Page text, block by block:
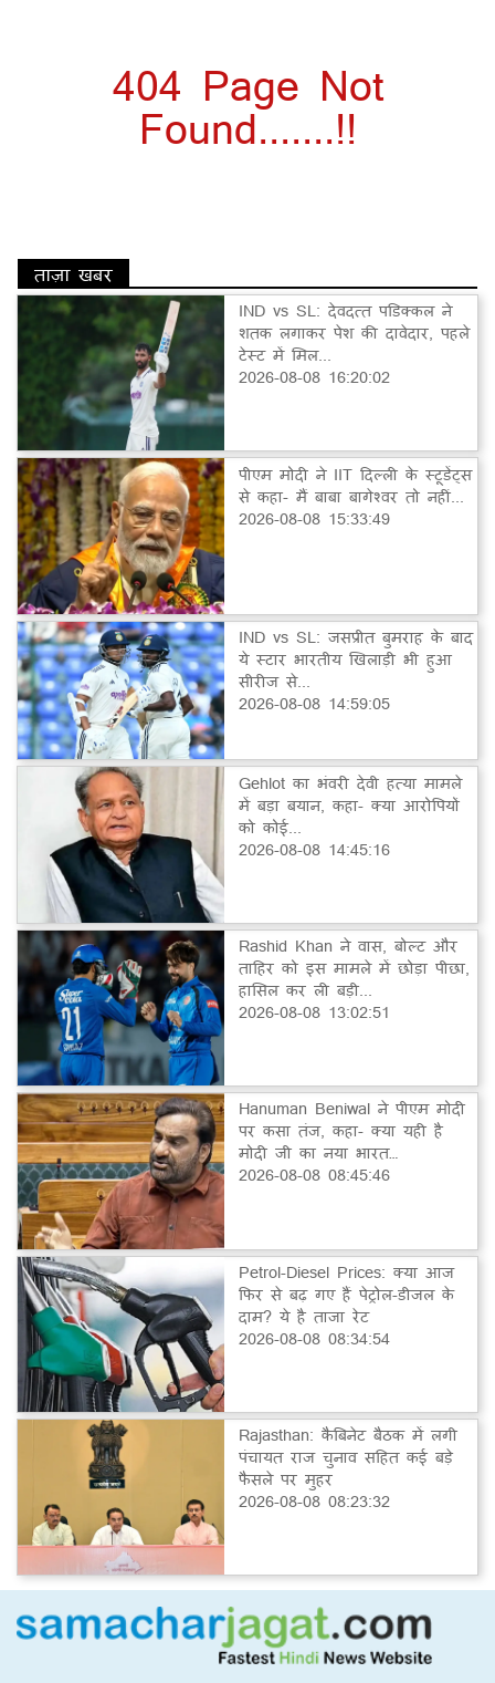
404 Page Not
Found.......!!
ताज़ा खबर
IND vs SL: देवदत्त पडिक्कल ने
शतक लगाकर पेश की दावेदार, पहले
टेस्ट में मिल...
2026-08-08 16:20:02
पीएम मोदी ने IIT दिल्ली के स्टूडेंट्स
से कहा- मैं बाबा बागेश्वर तो नहीं...
2026-08-08 15:33:49
IND vs SL: जसप्रीत बुमराह के बाद
ये स्टार भारतीय खिलाड़ी भी हुआ
सीरीज से...
2026-08-08 14:59:05
Gehlot का भंवरी देवी हत्या मामले
में बड़ा बयान, कहा- क्या आरोपियों
को कोई...
2026-08-08 14:45:16
Rashid Khan ने वास, बोल्ट और
ताहिर को इस मामले में छोड़ा पीछा,
हासिल कर ली बड़ी...
2026-08-08 13:02:51
Hanuman Beniwal ने पीएम मोदी
पर कसा तंज, कहा- क्या यही है
मोदी जी का नया भारत…
2026-08-08 08:45:46
Petrol-Diesel Prices: क्या आज
फिर से बढ़ गए हैं पेट्रोल-डीजल के
दाम? ये है ताजा रेट
2026-08-08 08:34:54
Rajasthan: कैबिनेट बैठक में लगी
पंचायत राज चुनाव सहित कई बड़े
फैसले पर मुहर
2026-08-08 08:23:32